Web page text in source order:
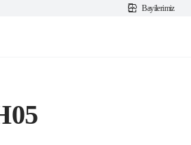
Bayilerimiz